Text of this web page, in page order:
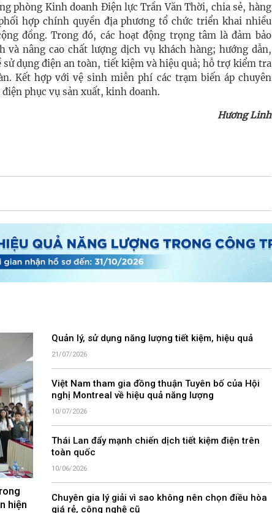
phòng Kinh doanh Ðiện lực Trần Văn Thời, chia sẻ, hàng
hợp chính quyền địa phương tổ chức triển khai nhiều
đồng. Trong đó, các hoạt động trọng tâm là đảm bảo
và nâng cao chất lượng dịch vụ khách hàng; hướng dẫn,
dụng điện an toàn, tiết kiệm và hiệu quả; hỗ trợ kiểm tra
Kết hợp với vệ sinh miễn phí các trạm biến áp chuyên
phục vụ sản xuất, kinh doanh.
Hương Linh
hiện
Quản lý, sử dụng năng lượng tiết kiệm, hiệu quả
21/07/2026
Việt Nam tham gia đồng thuận Tuyên bố của Hội
nghị Montreal về hiệu quả năng lượng
10/07/2026
Thái Lan đẩy mạnh chiến dịch tiết kiệm điện trên
toàn quốc
10/06/2026
Chuyên gia lý giải vì sao không nên chọn điều hòa